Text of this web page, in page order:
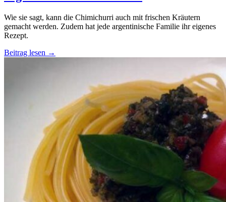
Wie sie sagt, kann die Chimichurri auch mit frischen Kräutern
gemacht werden. Zudem hat jede argentinische Familie ihr eigenes
Rezept.
Beitrag lesen →